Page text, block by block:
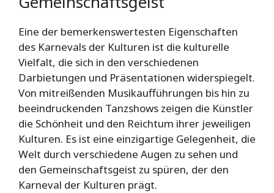
Eine der bemerkenswertesten Eigenschaften
des Karnevals der Kulturen ist die kulturelle
Vielfalt, die sich in den verschiedenen
Darbietungen und Präsentationen widerspiegelt.
Von mitreißenden Musikaufführungen bis hin zu
beeindruckenden Tanzshows zeigen die Künstler
die Schönheit und den Reichtum ihrer jeweiligen
Kulturen. Es ist eine einzigartige Gelegenheit, die
Welt durch verschiedene Augen zu sehen und
den Gemeinschaftsgeist zu spüren, der den
Karneval der Kulturen prägt.